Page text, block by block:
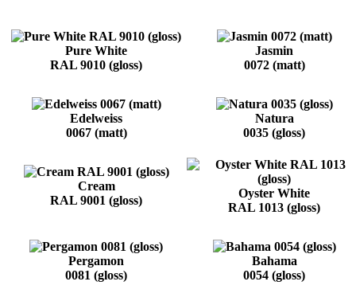
Pure White
RAL 9010 (gloss)
Jasmin
0072 (matt)
Edelweiss
0067 (matt)
Natura
0035 (gloss)
Cream
RAL 9001 (gloss)
Oyster White
RAL 1013 (gloss)
Pergamon
0081 (gloss)
Bahama
0054 (gloss)